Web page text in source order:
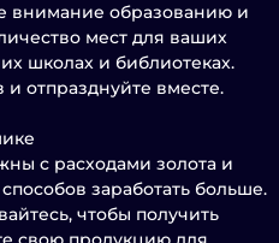
внимание образованию и
мест для ваших
школах и библиотеках.
отпразднуйте вместе.
с расходами золота и
заработать больше.
чтобы получить